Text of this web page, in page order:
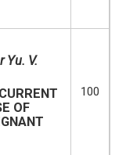
Yu. V.
OF
100